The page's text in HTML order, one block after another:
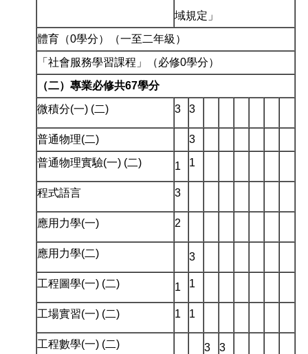
域規定」
體育（0學分）（一至二年級）
「社會服務學習課程」（必修0學分）
（二）專業必修共67學分
微積分(一) (二)
3 3
普通物理(二)
3
普通物理實驗(一) (二)
1 1
程式語言 3
應用力學(一) 2
應用力學(二) 3
工程圖學(一) (二) 1 1
工場實習(一) (二) 1 1
工程數學(一) (二) 3 3